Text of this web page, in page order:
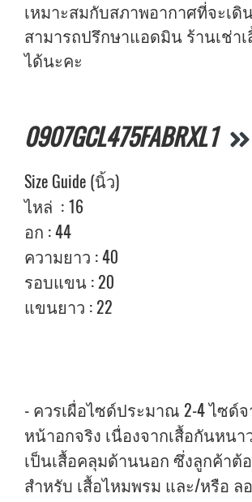
เหมาะสมกับสภาพอากาศที่จะเดิ
สามารถปรึกษาแอดมิน ร้านเช่า
ได้นะคะ
0907GCL475FABRXL1
Size Guide (นิ้ว)
ไหล่ : 16
อก : 44
ความยาว : 40
รอบแขน : 20
แขนยาว : 22
- ควรเผื่อไซด์ประมาณ 2-4 ไซด์
หน้าอกจริง เนื่องจากเสื้อกันหนา
เป็นเสื้อคลุมด้านนอก ซึ่งลูกค้าต้
สำหรับ เสื้อไหมพรม และ/หรือ ล